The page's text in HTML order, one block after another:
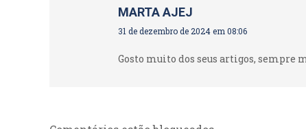
MARTA AJEJ
disse:
31 de dezembro de 2024 em 08:06
Gosto muito dos seus artigos, sempre